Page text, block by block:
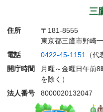
三
住所
〒181-8555
東京都三鷹市野崎
電話
0422-45-1151（代
開庁時間
月曜～金曜日午前
を除く）
法人番号
8000020132047